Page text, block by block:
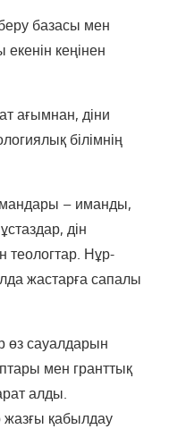
базасы мен
кеңінен
ағымнан, діни
білімнің
– иманды,
дін
Нұр-
жастарға сапалы
өз сауалдарын
мен гранттық
алды.
қабылдау